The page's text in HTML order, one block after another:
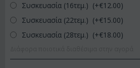
Συσκευασία (16τεμ.) (+€12.00)
Συσκευασία (22τεμ.) (+€15.00)
Συσκευασία (28τεμ.) (+€18.00)